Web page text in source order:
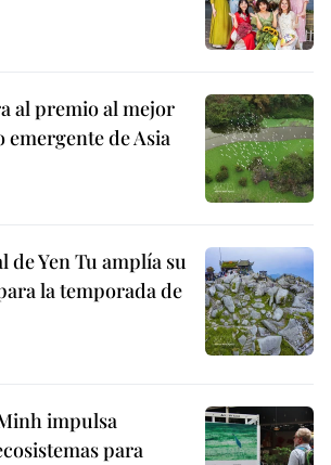
al premio al mejor
de Asia
Yen Tu amplía su
la temporada de
impulsa
para